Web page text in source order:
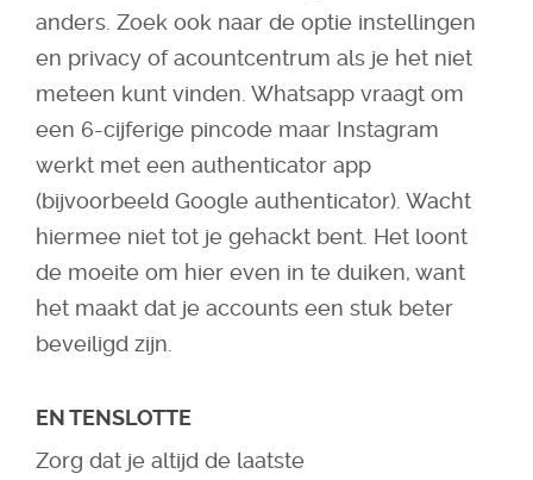
anders. Zoek ook naar de optie instellingen
en privacy of acountcentrum als je het niet
meteen kunt vinden. Whatsapp vraagt om
een 6-cijferige pincode maar Instagram
werkt met een authenticator app
(bijvoorbeeld Google authenticator). Wacht
hiermee niet tot je gehackt bent. Het loont
de moeite om hier even in te duiken, want
het maakt dat je accounts een stuk beter
beveiligd zijn.
EN TENSLOTTE
Zorg dat je altijd de laatste